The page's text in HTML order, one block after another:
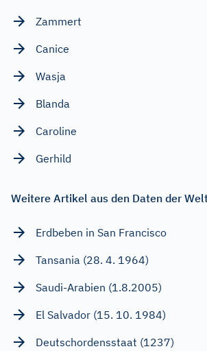
Zammert
Canice
Wasja
Blanda
Caroline
Gerhild
Weitere Artikel aus den Daten der
Erdbeben in San Francisco
Tansania (28. 4. 1964)
Saudi-Arabien (1.8.2005)
El Salvador (15. 10. 1984)
Deutschordensstaat (1237)